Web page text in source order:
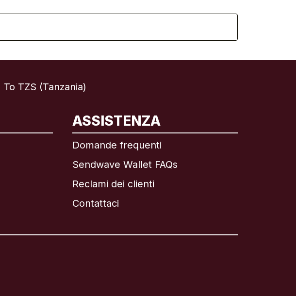
TZS (Tanzania)
ASSISTENZA
Domande frequenti
Sendwave Wallet FAQs
Reclami dei clienti
Contattaci